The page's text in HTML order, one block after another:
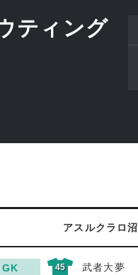
ティング
アスルクラロ
GK 45 武者大夢